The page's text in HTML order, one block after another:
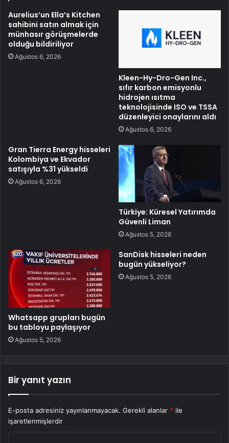
Aurelius’un Ella’s Kitchen
sahibini satın almak için
münhasır görüşmelerde
olduğu bildiriliyor
Ağustos 6, 2026
Kleen-Hy-Dro-Gen Inc.,
sıfır karbon emisyonlu
hidrojen ısıtma
teknolojisinde ISO ve TSSA
düzenleyici onaylarını aldı
Ağustos 6, 2026
Gran Tierra Energy hisseleri
Kolombiya ve Ekvador
satışıyla %31 yükseldi
Ağustos 6, 2026
Türkiye: Küresel Yatırımda
Güvenli Liman
Ağustos 5, 2026
Whatsapp grupları bugün
bu tabloyu paylaşıyor
Ağustos 5, 2026
SanDisk hisseleri neden
bugün yükseliyor?
Ağustos 5, 2026
Bir yanıt yazın
E-posta adresiniz yayınlanmayacak. Gerekli alanlar * ile
işaretlenmişlerdir